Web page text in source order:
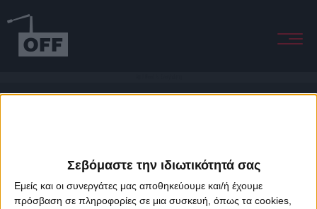
Σεβόμαστε την ιδιωτικότητά σας
Εμείς και οι συνεργάτες μας αποθηκεύουμε και/ή έχουμε
πρόσβαση σε πληροφορίες σε μια συσκευή, όπως τα cookies,